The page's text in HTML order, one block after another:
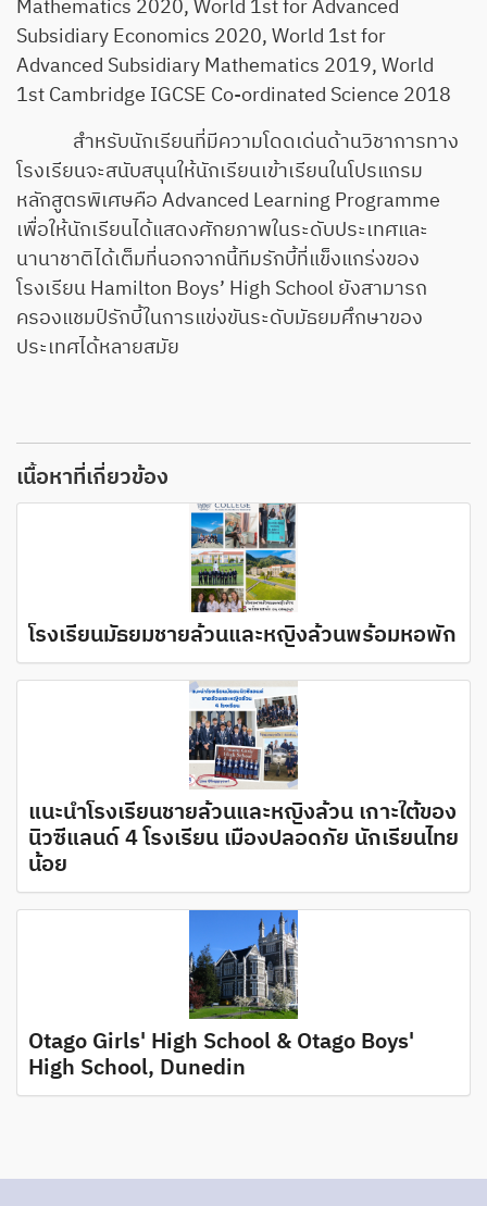
Mathematics 2020, World 1st for Advanced
Subsidiary Economics 2020, World 1st for
Advanced Subsidiary Mathematics 2019, World
1st Cambridge IGCSE Co-ordinated Science 2018
สำหรับนักเรียนที่มีความโดดเด่นด้านวิชาการทาง
โรงเรียนจะสนับสนุนให้นักเรียนเข้าเรียนในโปรแกรม
หลักสูตรพิเศษคือ Advanced Learning Programme
เพื่อให้นักเรียนได้แสดงศักยภาพในระดับประเทศและ
นานาชาติได้เต็มที่นอกจากนี้ทีมรักบี้ที่แข็งแกร่งของ
โรงเรียน Hamilton Boys’ High School ยังสามารถ
ครองแชมป์รักบี้ในการแข่งขันระดับมัธยมศึกษาของ
ประเทศได้หลายสมัย
เนื้อหาที่เกี่ยวข้อง
โรงเรียนมัธยมชายล้วนและหญิงล้วนพร้อมหอพัก
แนะนำโรงเรียนชายล้วนและหญิงล้วน เกาะใต้ของ
นิวซีแลนด์ 4 โรงเรียน เมืองปลอดภัย นักเรียนไทย
น้อย
Otago Girls' High School & Otago Boys'
High School, Dunedin